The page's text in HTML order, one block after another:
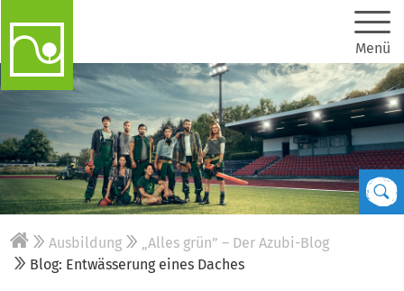
Menü
Ausbildung
„Alles grün” – Der Azubi-Blog
Blog: Entwässerung eines Daches